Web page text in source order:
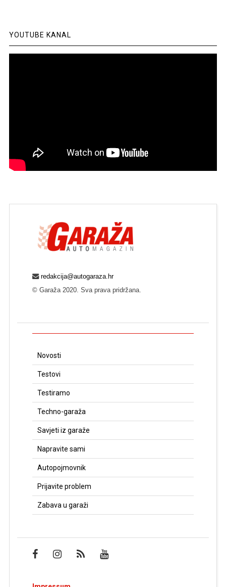
YOUTUBE KANAL
redakcija@autogaraza.hr
© Garaža 2020. Sva prava pridržana.
Novosti
Testovi
Testiramo
Techno-garaža
Savjeti iz garaže
Napravite sami
Autopojmovnik
Prijavite problem
Zabava u garaži